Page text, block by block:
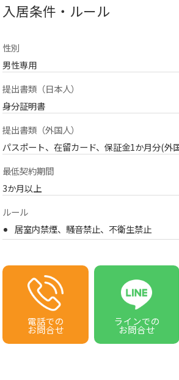
入居条件・ルール
性別
男性専用
提出書類（日本人）
身分証明書
提出書類（外国人）
パスポート、在留カード、保証金1か月分(外
最低契約期間
3か月以上
ルール
居室内禁煙、騒音禁止、不衛生禁止
電話での
お問合せ
ラインでの
お問合せ